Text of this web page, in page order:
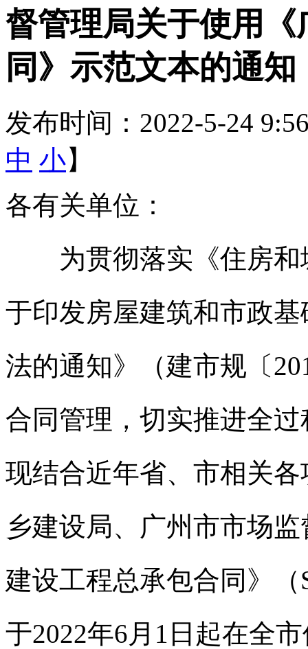
督管理局关于使用
同》示范文本的通知
发布时间：2022-5-24
中 小】
各有关单位：
为贯彻落实《住房和
于印发房屋建筑和市政
法的通知》（建市规〔
合同管理，切实推进全
现结合近年省、市相关
乡建设局、广州市市场
建设工程总承包合同》（
于2022年6月1日起在全